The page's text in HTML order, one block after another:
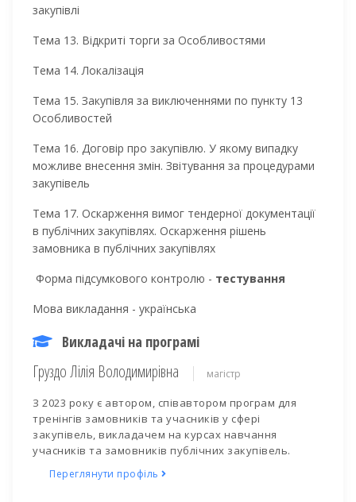
закупівлі
Тема 13. Відкриті торги за Особливостями
Тема 14. Локалізація
Тема 15. Закупівля за виключеннями по пункту 13
Особливостей
Тема 16. Договір про закупівлю. У якому випадку
можливе внесення змін. Звітування за процедурами
закупівель
Тема 17. Оскарження вимог тендерної документації
в публічних закупівлях. Оскарження рішень
замовника в публічних закупівлях
Форма підсумкового контролю - тестування
Мова викладання - українська
Викладачі на програмі
Груздо Лілія Володимирівна магістр
З 2023 року є автором, співавтором програм для
тренінгів замовників та учасників у сфері
закупівель, викладачем на курсах навчання
учасників та замовників публічних закупівель.
Переглянути профіль